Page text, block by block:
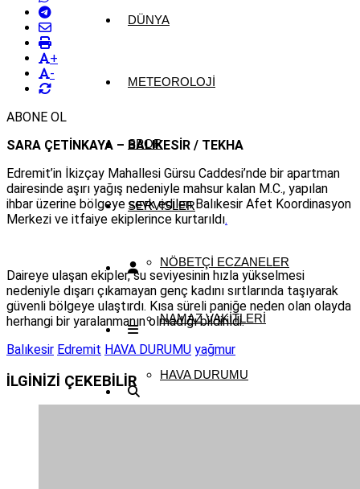
DÜNYA
METEOROLOJI
SPOR
SERVISLER
NÖBETÇI ECZANELER
NAMAZ VAKITLERI
HAVA DURUMU
+
-
ABONE OL
SARA ÇETİNKAYA – BALIKESİR / TEKHA
Edremit’in İkizçay Mahallesi Gürsu Caddesi’nde bir apartman
dairesinde aşırı yağış nedeniyle mahsur kalan M.C., yapılan
ihbar üzerine bölgeye sevk edilen Balıkesir Afet Koordinasyon
Merkezi ve itfaiye ekiplerince kurtarıldı.
Daireye ulaşan ekipler, su seviyesinin hızla yükselmesi
nedeniyle dışarı çıkamayan genç kadını sırtlarında taşıyarak
güvenli bölgeye ulaştırdı. Kısa süreli paniğe neden olan olayda
herhangi bir yaralanmanın olmadığı bildirildi.
Balıkesir Edremit HAVA DURUMU yağmur
İLGİNİZİ ÇEKEBİLİR